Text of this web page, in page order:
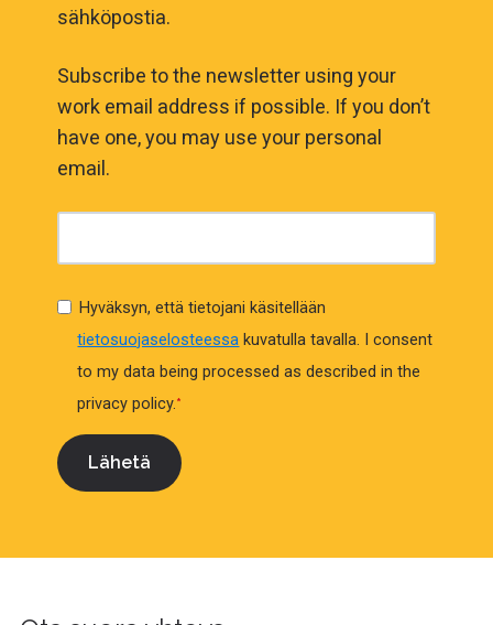
sähköpostia.
Subscribe to the newsletter using your
work email address if possible. If you don’t
have one, you may use your personal
email.
Hyväksyn, että tietojani käsitellään
tietosuojaselosteessa kuvatulla tavalla.
I consent
to my data being processed as described in the
privacy policy.*